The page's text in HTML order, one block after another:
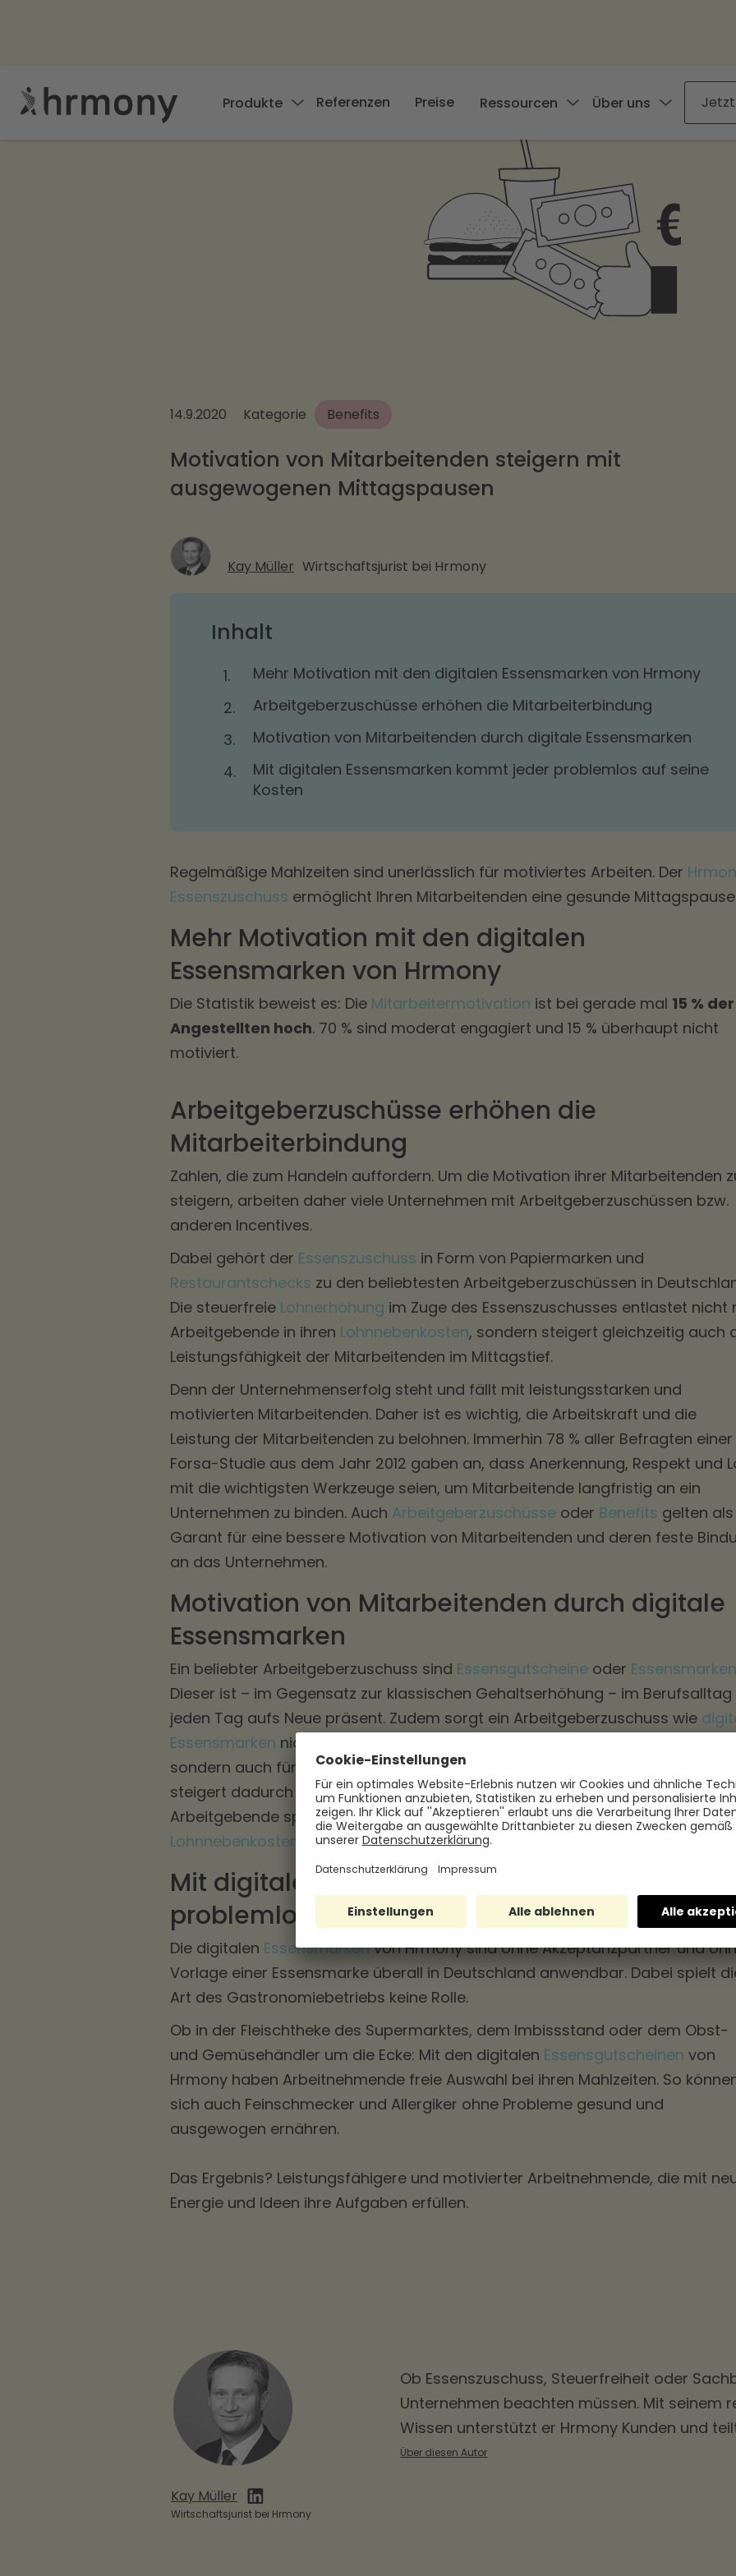
Produkte Referenzen Preise Ressourcen Über uns
14.9.2020 Kategorie Benefits
Motivation von Mitarbeitenden steigern mit
ausgewogenen Mittagspausen
Kay Müller Wirtschaftsjurist bei Hrmony
Inhalt
1.
Mehr Motivation mit den digitalen Essensmarken von Hrmony
2.
Arbeitgeberzuschüsse erhöhen die Mitarbeiterbindung
3.
Motivation von Mitarbeitenden durch digitale Essensmarken
4.
Mit digitalen Essensmarken kommt jeder problemlos auf seine
Kosten
Regelmäßige Mahlzeiten sind unerlässlich für motiviertes Arbeiten. Der
Essenszuschuss ermöglicht Ihren Mitarbeitenden eine gesunde
Mehr Motivation mit den digitalen
Essensmarken von Hrmony
Die Statistik beweist es: Die Mitarbeitermotivation ist bei gerade mal 15 % der
Angestellten hoch. 70 % sind moderat engagiert und 15 % überhaupt nicht
motiviert.
Arbeitgeberzuschüsse erhöhen die
Mitarbeiterbindung
Zahlen, die zum Handeln auffordern. Um die Motivation ihrer Mitarbeitenden
steigern, arbeiten daher viele Unternehmen mit Arbeitgeberzuschüssen bzw.
anderen Incentives.
Dabei gehört der Essenszuschuss in Form von Papiermarken und
Restaurantschecks zu den beliebtesten Arbeitgeberzuschüssen in
Die steuerfreie Lohnerhöhung im Zuge des Essenszuschusses entlastet nicht
Arbeitgebende in ihren Lohnnebenkosten, sondern steigert gleichzeitig auch
Leistungsfähigkeit der Mitarbeitenden im Mittagstief.
Denn der Unternehmenserfolg steht und fällt mit leistungsstarken und
motivierten Mitarbeitenden. Daher ist es wichtig, die Arbeitskraft und die
Leistung der Mitarbeitenden zu belohnen. Immerhin 78 % aller Befragten einer
Forsa-Studie aus dem Jahr 2012 gaben an, dass Anerkennung, Respekt und
mit die wichtigsten Werkzeuge seien, um Mitarbeitende langfristig an ein
Unternehmen zu binden. Auch Arbeitgeberzuschüsse oder Benefits gelten als
Garant für eine bessere Motivation von Mitarbeitenden und deren feste
an das Unternehmen.
Motivation von Mitarbeitenden durch digitale
Essensmarken
Ein beliebter Arbeitgeberzuschuss sind Essensgutscheine oder Essensmarken
Dieser ist – im Gegensatz zur klassischen Gehaltserhöhung – im Berufsalltag
jeden Tag aufs Neue präsent. Zudem sorgt ein Arbeitgeberzuschuss wie
Essensmarken nicht nur für eine gesündere Ernährung der Mitarbeitenden,
sondern auch für tatsächliche Erholung durch eine aktive
steigert dadurch automatisch die Motivation der Mitarbeitenden.
Arbeitgebende sparen mit einem solchen steuerfreien Benefit zudem
Lohnnebenkosten
ein.
Mit digitalen Essensmarken kommt jeder
problemlos auf seine Kosten
Die digitalen Essensmarkenvon Hrmony sind ohne Akzeptanzpartner und
Vorlage einer Essensmarke überall in Deutschland anwendbar. Dabei spielt
Art des Gastronomiebetriebs keine Rolle.
Ob in der Fleischtheke des Supermarktes, dem Imbissstand oder dem Obst-
und Gemüsehändler um die Ecke: Mit den digitalen Essensgutscheinen von
Hrmony haben Arbeitnehmende freie Auswahl bei ihren Mahlzeiten. So
sich auch Feinschmecker und Allergiker ohne Probleme gesund und
ausgewogen ernähren.
Das Ergebnis? Leistungsfähigere und motivierter Arbeitnehmende, die mit
Energie und Ideen ihre Aufgaben erfüllen.
Kay Müller
Wirtschaftsjurist bei Hrmony
Ob Essenszuschuss, Steuerfreiheit oder
Unternehmen beachten müssen. Mit
Wissen unterstützt er Hrmony Kunden und
Über diesen Autor